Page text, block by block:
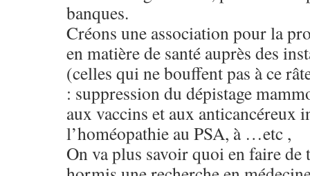
banques.
Créons une association pour la
en matière de santé auprès des
(celles qui ne bouffent pas à ce
: suppression du dépistage
aux vaccins et aux anticancéreux
l’homéopathie au PSA, à …etc ,
On va plus savoir quoi en faire